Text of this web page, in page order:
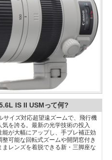
IS II USMって何?
サイズ対応超望遠ズームで、飛行機
を誇る。最新の光学技術の投入
が大幅にアップし、手ブレ補正効
可能な回転式ズームや開閉窓付き
レンズを着脱できる新・三脚座な